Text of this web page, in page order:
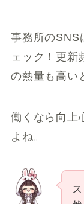
事務所のSNS
ェック！更新
の熱量も高い
働くなら向上
よね。